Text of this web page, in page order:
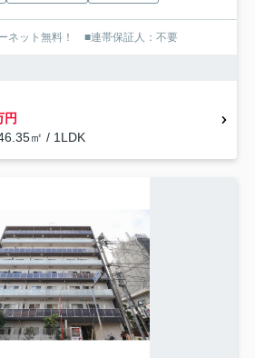
ネット無料！ ■連帯保証人：不要
円
㎡ / 1LDK